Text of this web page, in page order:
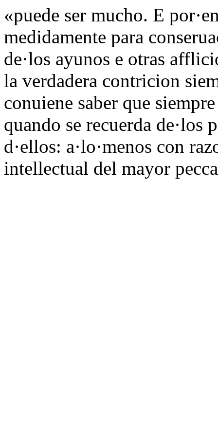
«puede ser mucho. E
medidamente para
de·los ayunos e otras
la verdadera contricion
conuiene saber que
quando se recuerda de·los
d·ellos: a·lo·menos con
intellectual del mayor